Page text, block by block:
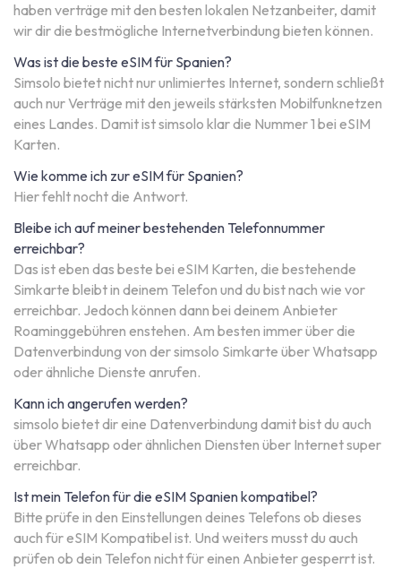
haben verträge mit den besten lokalen Netzanbeiter, damit
wir dir die bestmögliche Internetverbindung bieten können.
Was ist die beste eSIM für Spanien?
Simsolo bietet nicht nur unlimiertes Internet, sondern schließt
auch nur Verträge mit den jeweils stärksten Mobilfunknetzen
eines Landes. Damit ist simsolo klar die Nummer 1 bei eSIM
Karten.
Wie komme ich zur eSIM für Spanien?
Hier fehlt nocht die Antwort.
Bleibe ich auf meiner bestehenden Telefonnummer
erreichbar?
Das ist eben das beste bei eSIM Karten, die bestehende
Simkarte bleibt in deinem Telefon und du bist nach wie vor
erreichbar. Jedoch können dann bei deinem Anbieter
Roaminggebühren enstehen. Am besten immer über die
Datenverbindung von der simsolo Simkarte über Whatsapp
oder ähnliche Dienste anrufen.
Kann ich angerufen werden?
simsolo bietet dir eine Datenverbindung damit bist du auch
über Whatsapp oder ähnlichen Diensten über Internet super
erreichbar.
Ist mein Telefon für die eSIM Spanien kompatibel?
Bitte prüfe in den Einstellungen deines Telefons ob dieses
auch für eSIM Kompatibel ist. Und weiters musst du auch
prüfen ob dein Telefon nicht für einen Anbieter gesperrt ist.